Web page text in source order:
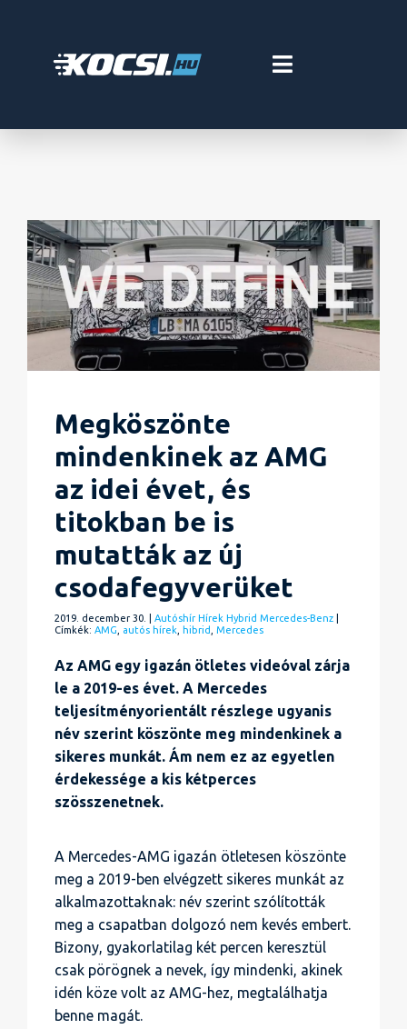
Megköszönte
mindenkinek az AMG
az idei évet, és
titokban be is
mutatták az új
csodafegyverüket
2019. december 30. | Autóshír Hírek Hybrid Mercedes-Benz
Címkék: AMG autós hírek hibrid Mercedes
Az AMG egy igazán ötletes videóval zárja
le a 2019-es évet. A Mercedes
teljesítményorientált részlege ugyanis
név szerint köszönte meg mindenkinek a
sikeres munkát. Ám nem ez az egyetlen
érdekessége a kis kétperces
szösszenetnek.
A Mercedes-AMG igazán ötletesen köszönte
meg a 2019-ben elvégzett sikeres munkát az
alkalmazottaknak: név szerint szólították
meg a csapatban dolgozó nem kevés embert.
Bizony, gyakorlatilag két percen keresztül
csak pörögnek a nevek, így mindenki, akinek
idén köze volt az AMG-hez, megtalálhatja
benne magát.